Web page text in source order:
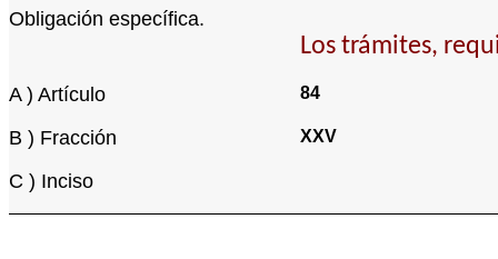
Obligación específica.
Los trámites,
A ) Artículo 84
B ) Fracción XXV
C ) Inciso